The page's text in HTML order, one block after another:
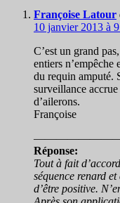
Françoise Latour
10 janvier 2013 à
C’est un grand
entiers
du requin amputé.
surveillance
d’ailerons.
Françoise
Réponse:
Tout à fait
séquence renard
d’être positive.